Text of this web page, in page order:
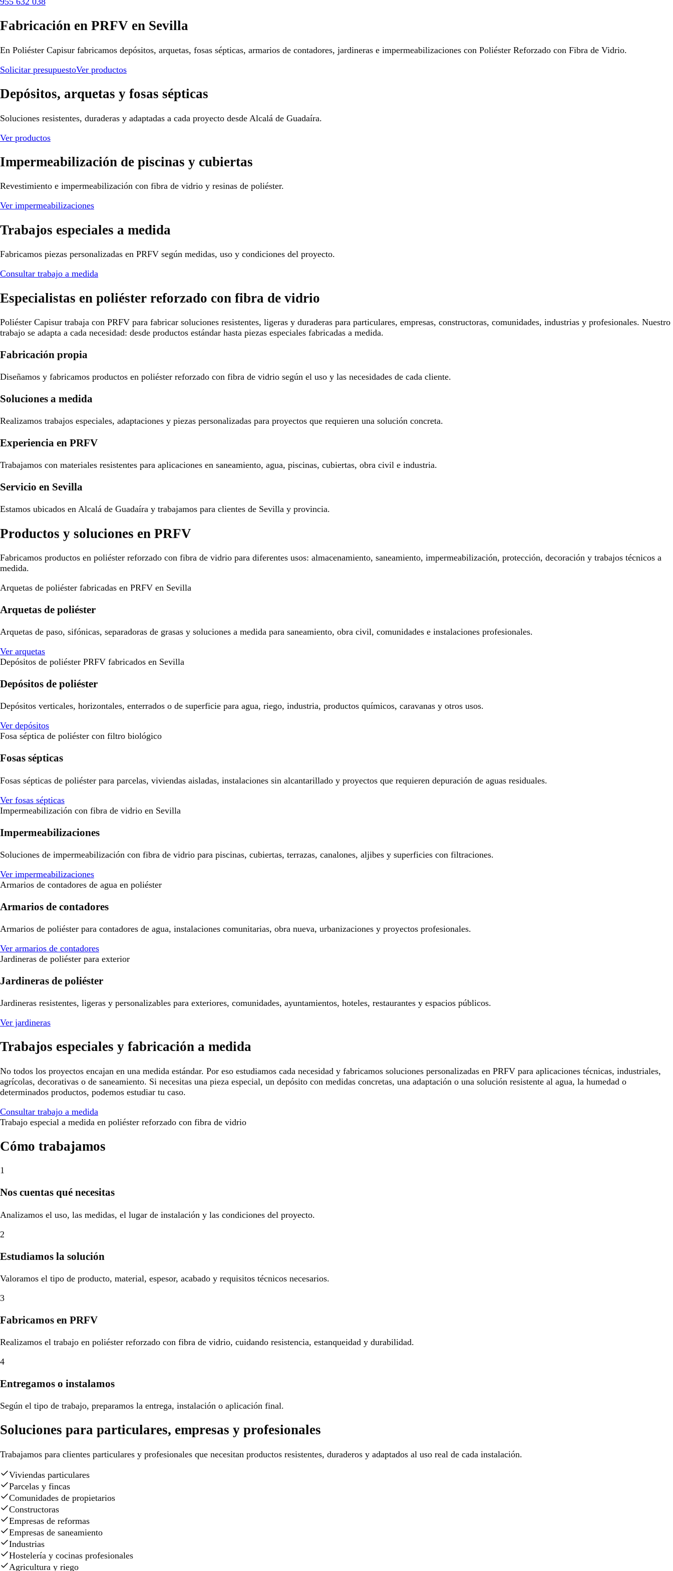
Fabricación en PRFV en Sevilla
En Poliéster Capisur fabricamos depósitos, arquetas, fosas sépticas, armarios de contadores, jardineras e impermeabilizaciones con Poliéster Reforzado con Fibra de Vidrio.
Solicitar presupuestoVer productos
Depósitos, arquetas y fosas sépticas
Soluciones resistentes, duraderas y adaptadas a cada proyecto desde Alcalá de Guadaíra.
Ver productos
Impermeabilización de piscinas y cubiertas
Revestimiento e impermeabilización con fibra de vidrio y resinas de poliéster.
Ver impermeabilizaciones
Trabajos especiales a medida
Fabricamos piezas personalizadas en PRFV según medidas, uso y condiciones del proyecto.
Consultar trabajo a medida
Especialistas en poliéster reforzado con fibra de vidrio
Poliéster Capisur trabaja con PRFV para fabricar soluciones resistentes, ligeras y duraderas para particulares, empresas, constructoras, comunidades, industrias y profesionales. Nuestro
trabajo se adapta a cada necesidad: desde productos estándar hasta piezas especiales fabricadas a medida.
Fabricación propia
Diseñamos y fabricamos productos en poliéster reforzado con fibra de vidrio según el uso y las necesidades de cada cliente.
Soluciones a medida
Realizamos trabajos especiales, adaptaciones y piezas personalizadas para proyectos que requieren una solución concreta.
Experiencia en PRFV
Trabajamos con materiales resistentes para aplicaciones en saneamiento, agua, piscinas, cubiertas, obra civil e industria.
Servicio en Sevilla
Estamos ubicados en Alcalá de Guadaíra y trabajamos para clientes de Sevilla y provincia.
Productos y soluciones en PRFV
Fabricamos productos en poliéster reforzado con fibra de vidrio para diferentes usos: almacenamiento, saneamiento, impermeabilización, protección, decoración y trabajos técnicos a
medida.
Arquetas de poliéster fabricadas en PRFV en Sevilla
Arquetas de poliéster
Arquetas de paso, sifónicas, separadoras de grasas y soluciones a medida para saneamiento, obra civil, comunidades e instalaciones profesionales.
Ver arquetas
Depósitos de poliéster PRFV fabricados en Sevilla
Depósitos de poliéster
Depósitos verticales, horizontales, enterrados o de superficie para agua, riego, industria, productos químicos, caravanas y otros usos.
Ver depósitos
Fosa séptica de poliéster con filtro biológico
Fosas sépticas
Fosas sépticas de poliéster para parcelas, viviendas aisladas, instalaciones sin alcantarillado y proyectos que requieren depuración de aguas residuales.
Ver fosas sépticas
Impermeabilización con fibra de vidrio en Sevilla
Impermeabilizaciones
Soluciones de impermeabilización con fibra de vidrio para piscinas, cubiertas, terrazas, canalones, aljibes y superficies con filtraciones.
Ver impermeabilizaciones
Armarios de contadores de agua en poliéster
Armarios de contadores
Armarios de poliéster para contadores de agua, instalaciones comunitarias, obra nueva, urbanizaciones y proyectos profesionales.
Ver armarios de contadores
Jardineras de poliéster para exterior
Jardineras de poliéster
Jardineras resistentes, ligeras y personalizables para exteriores, comunidades, ayuntamientos, hoteles, restaurantes y espacios públicos.
Ver jardineras
Trabajos especiales y fabricación a medida
No todos los proyectos encajan en una medida estándar. Por eso estudiamos cada necesidad y fabricamos soluciones personalizadas en PRFV para aplicaciones técnicas, industriales,
agrícolas, decorativas o de saneamiento. Si necesitas una pieza especial, un depósito con medidas concretas, una adaptación o una solución resistente al agua, la humedad o
determinados productos, podemos estudiar tu caso.
Consultar trabajo a medida
Trabajo especial a medida en poliéster reforzado con fibra de vidrio
Cómo trabajamos
1
Nos cuentas qué necesitas
Analizamos el uso, las medidas, el lugar de instalación y las condiciones del proyecto.
2
Estudiamos la solución
Valoramos el tipo de producto, material, espesor, acabado y requisitos técnicos necesarios.
3
Fabricamos en PRFV
Realizamos el trabajo en poliéster reforzado con fibra de vidrio, cuidando resistencia, estanqueidad y durabilidad.
4
Entregamos o instalamos
Según el tipo de trabajo, preparamos la entrega, instalación o aplicación final.
Soluciones para particulares, empresas y profesionales
Trabajamos para clientes particulares y profesionales que necesitan productos resistentes, duraderos y adaptados al uso real de cada instalación.
Viviendas particulares
Parcelas y fincas
Comunidades de propietarios
Constructoras
Empresas de reformas
Empresas de saneamiento
Industrias
Hostelería y cocinas profesionales
Agricultura y riego